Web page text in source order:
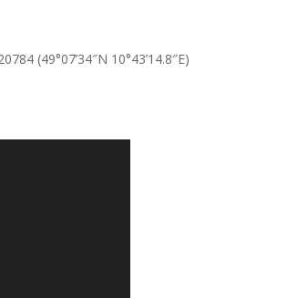
(49°07’34″N 10°43’14.8″E)